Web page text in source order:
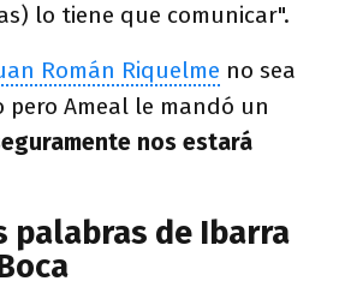
lo tiene que comunicar".
Román Riquelme no sea
Ameal le mandó un
nos estará
palabras de Ibarra